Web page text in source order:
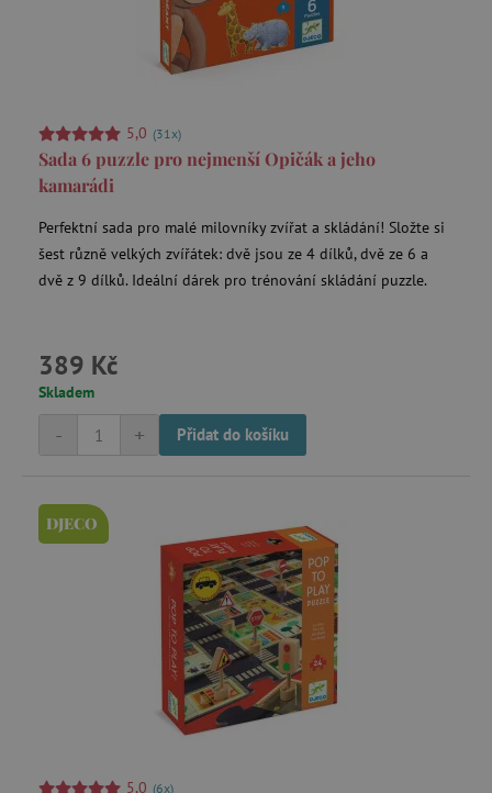
Dětské batohy na výlety
Hračky na zahradu
Úložné prostory a boxy
Výprodej -20 %
Poškozený obal -15 %
Poškozený obal -20 %
5,0 (31x)
Sada 6 puzzle pro nejmenší Opičák a jeho
kamarádi
Perfektní sada pro malé milovníky zvířat a skládání! Složte si
šest různě velkých zvířátek: dvě jsou ze 4 dílků, dvě ze 6 a
dvě z 9 dílků. Ideální dárek pro trénování skládání puzzle.
389 Kč
Skladem
+
- Přidat do košíku
DJECO
5,0 (6x)